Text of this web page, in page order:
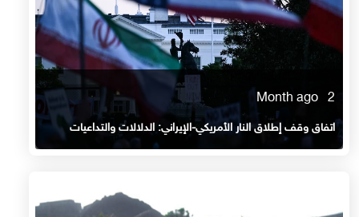
2 Month ago
اتفاق وقف إطلاق النار الأمريكي-الإيراني: الدلالات والتداعيات